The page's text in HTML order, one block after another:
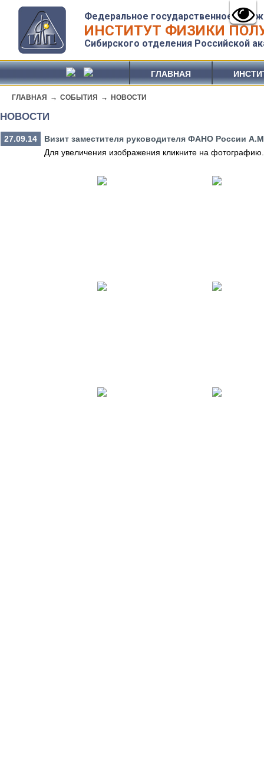
Федеральное государственное
ИНСТИТУТ ФИЗИКИ
Сибирского отделения Российской
ГЛАВНАЯ
ГЛАВНАЯ → СОБЫТИЯ → НОВОСТИ
НОВОСТИ
27.09.14
Визит заместителя руководителя ФАНО России
Для увеличения изображения кликните на фотографию.